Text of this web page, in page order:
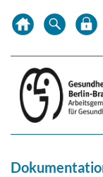
Inhalt
Hauptnavigation
Subnavigation